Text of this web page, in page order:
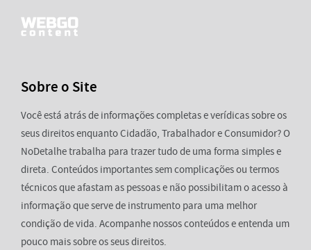
Sobre o Site
Você está atrás de informações completas e verídicas sobre os
seus direitos enquanto Cidadão, Trabalhador e Consumidor? O
NoDetalhe trabalha para trazer tudo de uma forma simples e
direta. Conteúdos importantes sem complicações ou termos
técnicos que afastam as pessoas e não possibilitam o acesso à
informação que serve de instrumento para uma melhor
condição de vida. Acompanhe nossos conteúdos e entenda um
pouco mais sobre os seus direitos.